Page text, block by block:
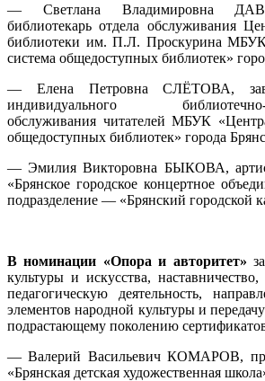
— Светлана Владимировна
библиотекарь отдела обслуживания
библиотеки им. П.Л. Проскурина МБУК
система общедоступных библиотек»
— Елена Петровна СЛЁТОВА,
индивидуального библиотечно-
обслуживания читателей МБУК
общедоступных библиотек» города
— Эмилия Викторовна БЫКОВА,
«Брянское городское концертное
подразделение — «Брянский городской
В номинации «Опора и авторитет»
культуры и искусства,
педагогическую деятельность,
элементов народной культуры и
подрастающему поколению
— Валерий Васильевич КОМАРОВ,
«Брянская детская художественная